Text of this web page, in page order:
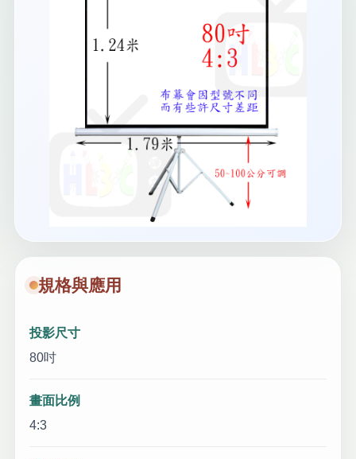
規格與應用
投影尺寸
80吋
畫面比例
4:3